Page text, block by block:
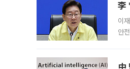
李
이
안
中